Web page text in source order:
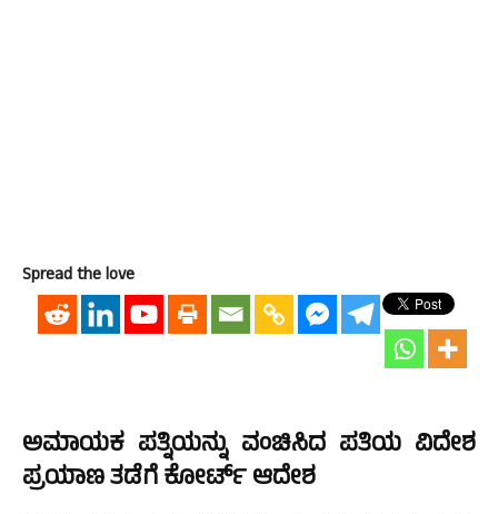
Spread the love
ಅಮಾಯಕ ಪತ್ನಿಯನ್ನು ವಂಚಿಸಿದ ಪತಿಯ ವಿದೇಶ
ಪ್ರಯಾಣ ತಡೆಗೆ ಕೋರ್ಟ್ ಆದೇಶ